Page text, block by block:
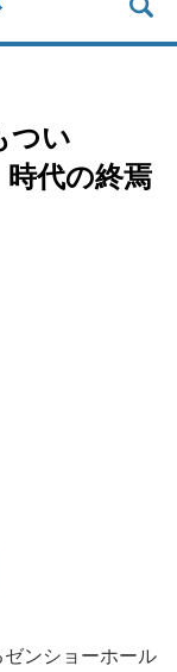
つい
代の終焉
ンショーホール